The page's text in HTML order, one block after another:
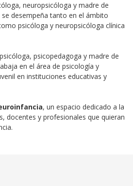
neuropsicóloga y madre de
desempeña tanto en el ámbito
psicóloga y neuropsicóloga clínica
psicopedagoga y madre de
en el área de psicología y
en instituciones educativas y
, un espacio dedicado a la
docentes y profesionales que quieran